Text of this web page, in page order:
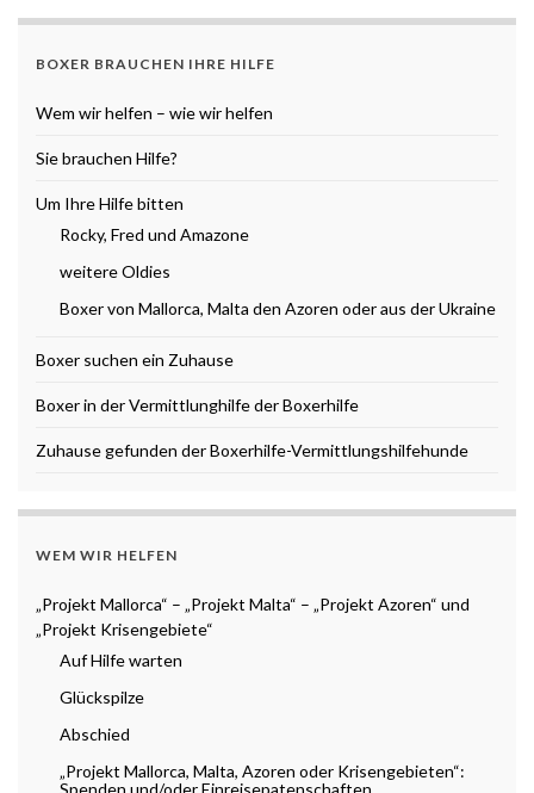
BOXER BRAUCHEN IHRE HILFE
Wem wir helfen – wie wir helfen
Sie brauchen Hilfe?
Um Ihre Hilfe bitten
Rocky, Fred und Amazone
weitere Oldies
Boxer von Mallorca, Malta den Azoren oder aus der Ukraine
Boxer suchen ein Zuhause
Boxer in der Vermittlunghilfe der Boxerhilfe
Zuhause gefunden der Boxerhilfe-Vermittlungshilfehunde
WEM WIR HELFEN
„Projekt Mallorca“ – „Projekt Malta“ – „Projekt Azoren“ und
„Projekt Krisengebiete“
Auf Hilfe warten
Glückspilze
Abschied
„Projekt Mallorca, Malta, Azoren oder Krisengebieten“:
Spenden und/oder Einreisepatenschaften